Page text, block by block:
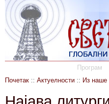
Програм
Почетак :: Актуелности :: Из наше